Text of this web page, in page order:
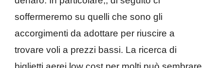
soffermeremo su quelli che sono gli
accorgimenti da adottare per riuscire a
trovare voli a prezzi bassi. La ricerca di